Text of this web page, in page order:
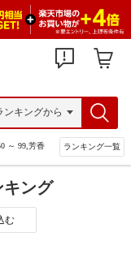
～ 99,芳香 ランキング一覧
キング
む